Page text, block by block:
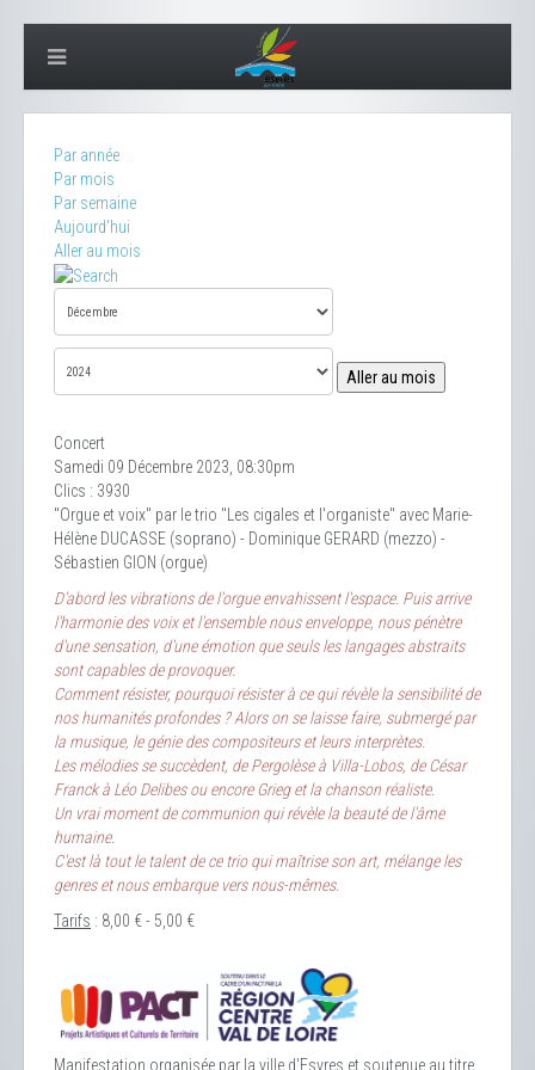
Par année
Par mois
Par semaine
Aujourd'hui
Aller au mois
Aller au mois
Concert
Samedi 09 Décembre 2023, 08:30pm
Clics : 3930
"Orgue et voix" par le trio "Les cigales et l'organiste" avec Marie-
Hélène DUCASSE (soprano) - Dominique GERARD (mezzo) -
Sébastien GION (orgue)
D'abord les vibrations de l'orgue envahissent l'espace. Puis arrive
l'harmonie des voix et l'ensemble nous enveloppe, nous pénètre
d'une sensation, d'une émotion que seuls les langages abstraits
sont capables de provoquer.
Comment résister, pourquoi résister à ce qui révèle la sensibilité de
nos humanités profondes ? Alors on se laisse faire, submergé par
la musique, le génie des compositeurs et leurs interprètes.
Les mélodies se succèdent, de Pergolèse à Villa-Lobos, de César
Franck à Léo Delibes ou encore Grieg et la chanson réaliste.
Un vrai moment de communion qui révèle la beauté de l'âme
humaine.
C'est là tout le talent de ce trio qui maîtrise son art, mélange les
genres et nous embarque vers nous-mêmes.
Tarifs : 8,00 € - 5,00 €
Manifestation organisée par la ville d'Esvres et soutenue au titre